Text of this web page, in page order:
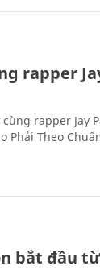
rapper
rapper Jay
Phải Theo
bắt đầu